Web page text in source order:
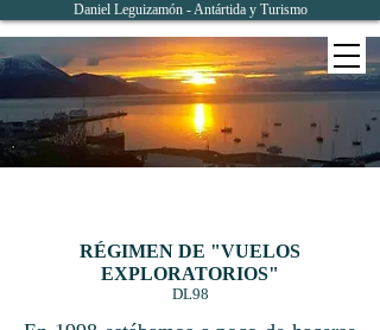
Daniel Leguizamón - Antártida y Turismo
RÉGIMEN DE "VUELOS
EXPLORATORIOS"
​DL98